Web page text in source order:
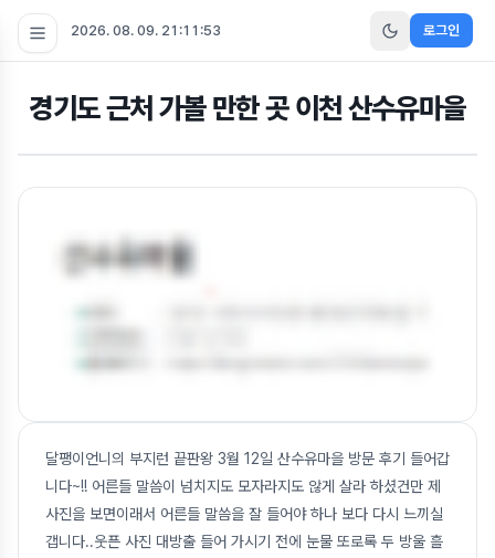
2026. 08. 09. 21:11:54 로그인
경기도 근처 가볼 만한 곳 이천 산수유마을
달팽이언니의 부지런 끝판왕 3월 12일 산수유마을 방문 후기 들어갑
니다~!! 어른들 말씀이 넘치지도 모자라지도 않게 살라 하셨건만 제
사진을 보면이래서 어른들 말씀을 잘 들어야 하나 보다 다시 느끼실
갭니다..웃픈 사진 대방출 들어 가시기 전에 눈물 또로록 두 방울 흘